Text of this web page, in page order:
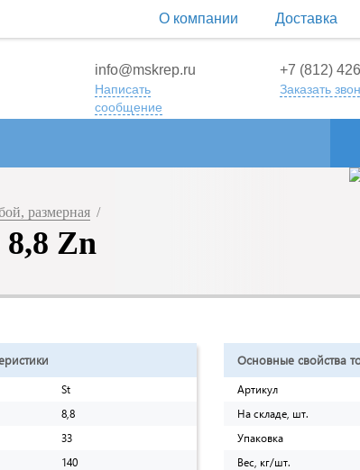
О компании Доставка
info@mskrep.ru
Написать
сообщение
+7 (812)
Заказать
размерная /
Zn
St
8,8
33
140
Основные свойства
Артикул
На складе, шт.
Упаковка
Вес, кг/шт.